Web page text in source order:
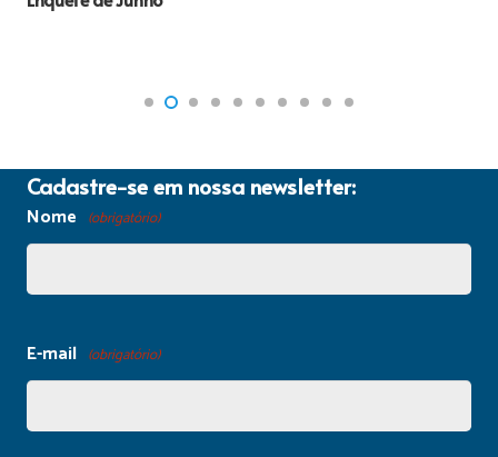
Cadastre-se em nossa newsletter:
Nome (obrigatório)
E-mail (obrigatório)